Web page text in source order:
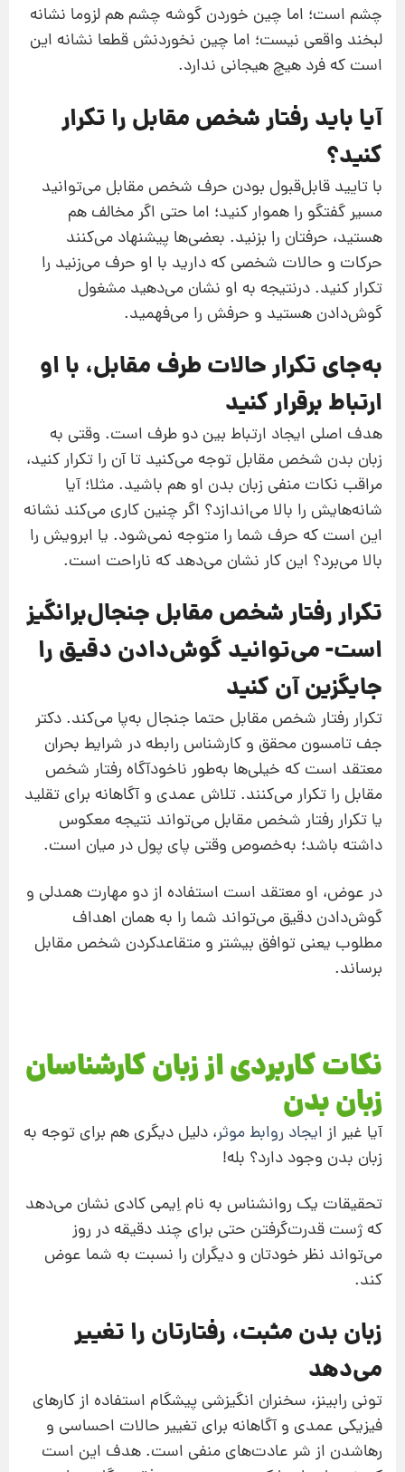
چشم است؛ اما چین‌ خوردن گوشه چشم هم لزوما نشانه
لبخند واقعی نیست؛ اما چین نخوردنش قطعا نشانه این
است که فرد هیچ هیجانی ندارد.
آیا باید رفتار شخص مقابل را تکرار
کنید؟
با تایید قابل‌قبول بودن حرف شخص مقابل می‌توانید
مسیر گفتگو را هموار کنید؛ اما حتی اگر مخالف هم
هستید، حرفتان را بزنید. بعضی‌ها پیشنهاد می‌کنند
حرکات و حالات شخصی که دارید با او حرف می‌زنید را
تکرار کنید. درنتیجه به او نشان می‌دهید مشغول
گوش‌دادن هستید و حرفش را می‌فهمید.
به‌جای تکرار حالات طرف مقابل، با او
ارتباط برقرار کنید
هدف اصلی ایجاد ارتباط بین دو طرف است. وقتی به
زبان بدن شخص مقابل توجه می‌کنید تا آن را تکرار کنید،
مراقب نکات منفی زبان بدن او هم باشید. مثلا؛ آیا
شانه‌هایش را بالا می‌اندازد؟ اگر چنین کاری می‌کند نشانه
این است که حرف شما را متوجه نمی‌شود. یا ابرویش را
بالا می‌برد؟ این کار نشان می‌دهد که ناراحت است.
تکرار رفتار شخص مقابل جنجال‌برانگیز
است- می‌توانید گوش‌دادن دقیق را
جایگزین آن کنید
تکرار رفتار شخص مقابل حتما جنجال به‌پا می‌کند. دکتر
جف تامسون محقق و کارشناس رابطه در شرایط بحران
معتقد است که خیلی‌ها به‌طور ناخودآگاه رفتار شخص
مقابل را تکرار می‌کنند. تلاش عمدی و آگاهانه برای تقلید
یا تکرار رفتار شخص مقابل می‌تواند نتیجه معکوس
داشته باشد؛ به‌خصوص وقتی پای پول در میان است.
در عوض، او معتقد است استفاده از دو مهارت همدلی و
گوش‌دادن دقیق می‌تواند شما را به همان اهداف
مطلوب یعنی توافق بیشتر و متقاعد‌کردن شخص مقابل
برساند.
نکات کاربردی از زبان کارشناسان
زبان بدن
آیا غیر از ایجاد روابط موثر، دلیل دیگری هم برای توجه به
زبان بدن وجود دارد؟ بله!
تحقیقات یک روانشناس به‌ نام اِیمی کادی نشان می‌دهد
که ژست قدرت‌گرفتن حتی برای چند دقیقه در روز
می‌تواند نظر خودتان و دیگران را نسبت به شما عوض
کند.
زبان بدن مثبت، رفتارتان را تغییر
می‌دهد
تونی رابینز، سخنران انگیزشی پیشگام استفاده از کارهای
فیزیکی عمدی و آگاهانه برای تغییر حالات احساسی و
رهاشدن از شر عادت‌های منفی است. هدف این است